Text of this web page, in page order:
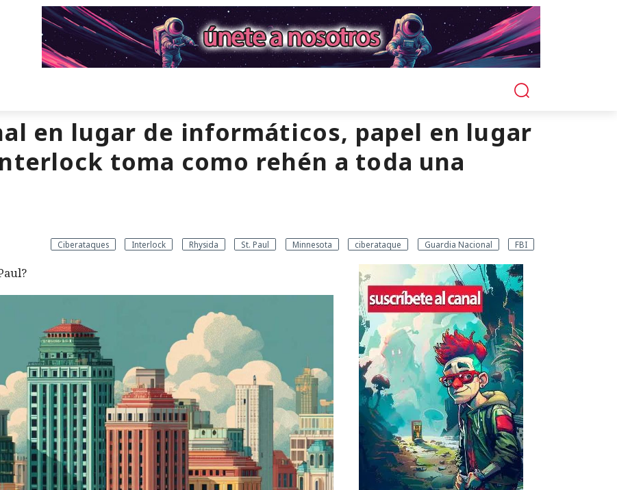
en lugar de informáticos, papel en lugar
toma como rehén a toda una
Ciberataques Interlock Rhysida St. Paul Minnesota ciberataque Guardia Nacional FBI